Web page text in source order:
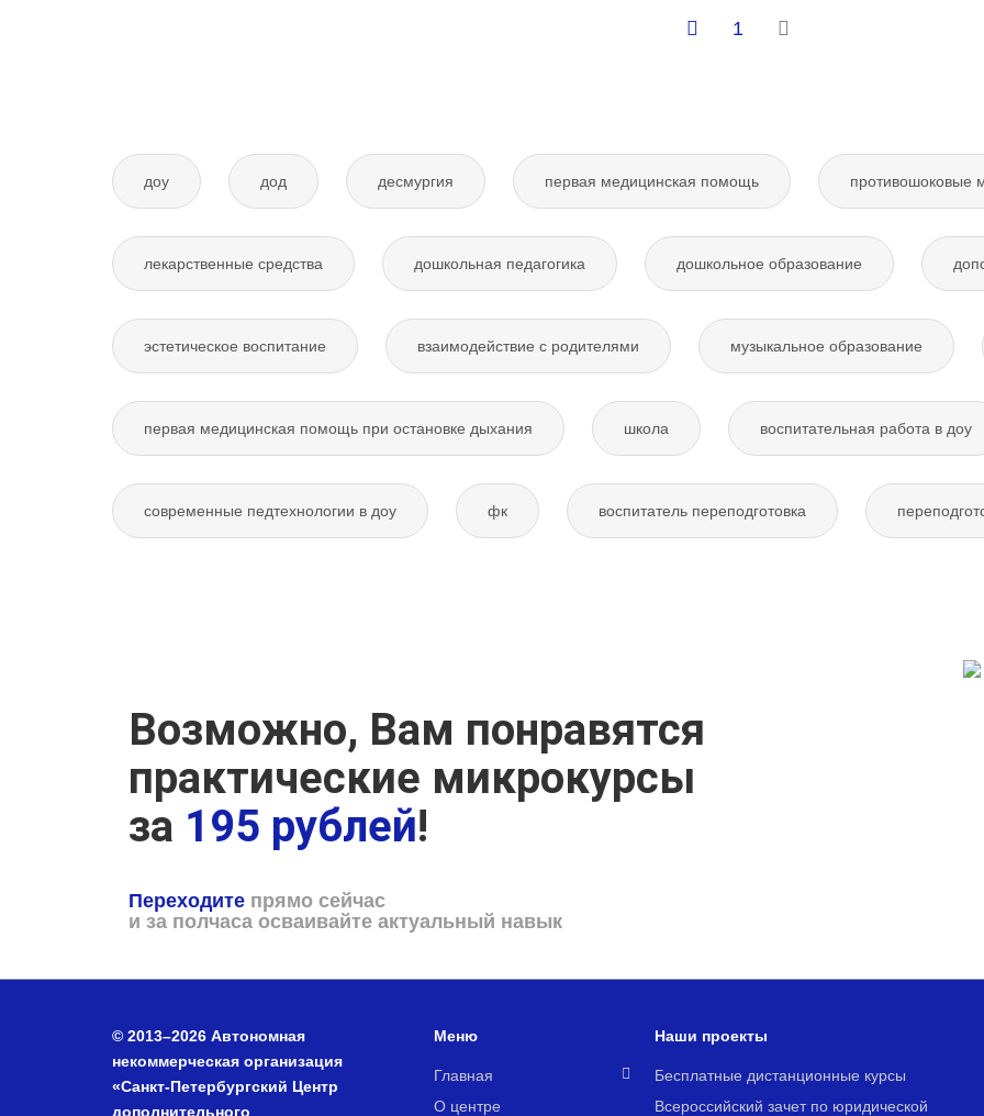
1
доу дод десмургия первая медицинская помощь противошоковые
лекарственные средства дошкольная педагогика дошкольное образование
эстетическое воспитание взаимодействие с родителями музыкальное образование
первая медицинская помощь при остановке дыхания школа воспитательная работа в доу
современные педтехнологии в доу фк воспитатель переподготовка
Возможно, Вам понравятся
практические микрокурсы
за 195 рублей!
Переходите прямо сейчас
и за полчаса осваивайте актуальный навык
© 2013–2026 Автономная
некоммерческая организация
«Санкт-Петербургский Центр
дополнительного
Меню
Главная
О центре
Наши проекты
Бесплатные дистанционные курсы
Всероссийский зачет по юридической